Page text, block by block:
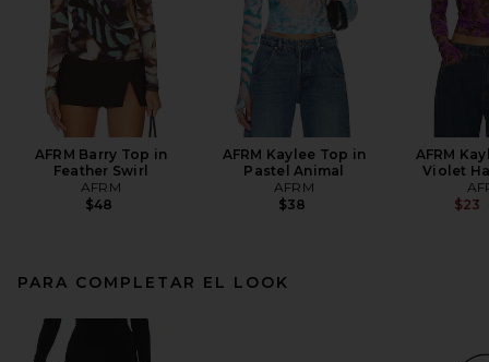
AFRM Barry Top in
Feather Swirl
AFRM
$48
AFRM Kaylee Top in
Pastel Animal
AFRM
$38
AFRM
Violet
$23
PARA COMPLETAR EL LOOK